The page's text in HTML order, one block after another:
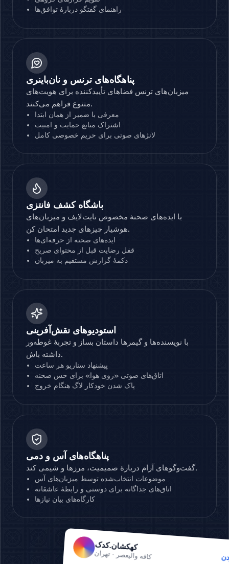
راهنمای گفتگو دربارهٔ توافق‌ها
پناهگاه‌های ترنس و نان‌باینری
میزبان‌های ترنس فضاهای تأییدکننده برای هویت‌های
متنوع فراهم می‌کنند.
معرفی با ضمیر از همان ابتدا
اشتراک منابع حمایت و امنیت
لانژهای صوتی برای حریم خصوصی کامل
باشگاه کشف فانتزی
با ایده‌های صحنهٔ مخصوص نایت‌لایف و میزبان‌های
هوشیار چیزهای جدید امتحان کن.
ایده‌های صحنه از حرفه‌ای‌ها
قفل رضایت قبل از محتوای صریح
دکمهٔ گزارش مستقیم به میزبان
استودیوهای نقش‌آفرینی
با نویسنده‌ها و گیمرها داستان بساز و تجربهٔ غوطه‌ور
داشته باش.
پیشنهاد سناریو هر ساعت
اتاق‌های صوتی «روی هوا» برای حس صحنه
پاک شدن خودکار لاگ هنگام خروج
پناهگاه‌های آس و دمی
گفت‌وگوهای آرام دربارهٔ صمیمیت، مرزها و شیمی کند.
موضوعات انتخاب‌شده توسط میزبان‌های آس
اتاق‌های جداگانه برای دوستی و رابطهٔ عاشقانه
کارگاه‌های بیان نیازها
کهکشان.کدک
کافه والیعصر · تهران